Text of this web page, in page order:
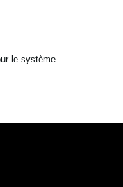
le système.